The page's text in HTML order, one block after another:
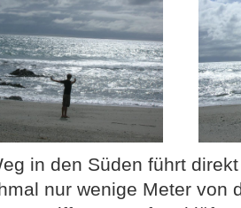
in den Süden führt
nur wenige Meter von